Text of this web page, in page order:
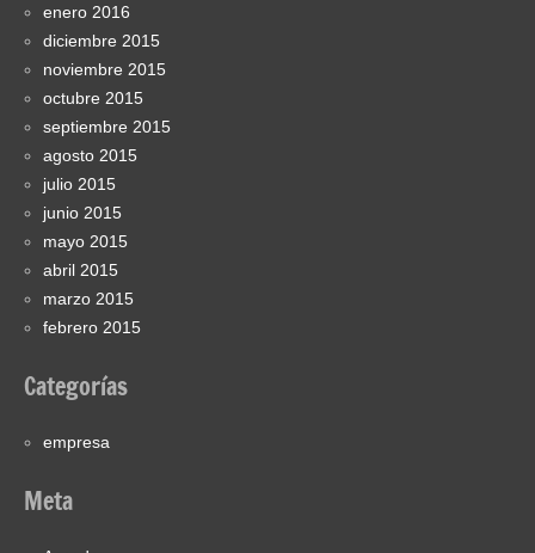
enero 2016
diciembre 2015
noviembre 2015
octubre 2015
septiembre 2015
agosto 2015
julio 2015
junio 2015
mayo 2015
abril 2015
marzo 2015
febrero 2015
Categorías
empresa
Meta